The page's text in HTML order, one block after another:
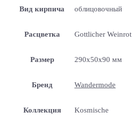
Вид кирпича облицовочный
Расцветка Gottlicher Weinrot
Размер 290x50x90 мм
Бренд Wandermode
Коллекция Kosmische